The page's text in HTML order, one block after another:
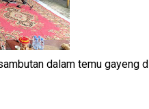
dalam temu gayeng